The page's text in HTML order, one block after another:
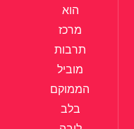
הוא
מרכז
תרבות
מוביל
הממוקם
בלב